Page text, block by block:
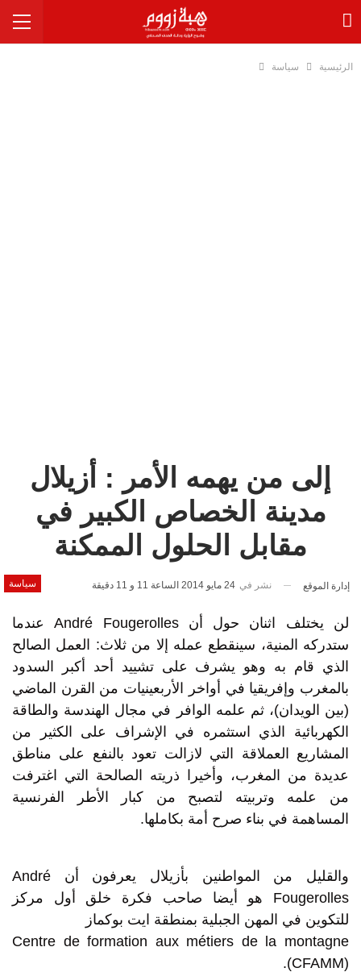
الرئيسية سياسة
إلى من يهمه الأمر : أزيلال
مدينة الخصاص الكبير في
مقابل الحلول الممكنة
سياسة إدارة الموقع نشر في 24 مايو 2014 الساعة 11 و 11 دقيقة
لن يختلف اثنان حول أن André Fougerolles عندما
ستدركه المنية، سينقطع عمله إلا من ثلاث: العمل الصالح
الذي قام به وهو يشرف على تشييد أحد أكبر السدود
بالمغرب وإفريقيا في أواخر الأربعينيات من القرن الماضي
(بين الويدان)، ثم علمه الوافر في مجال الهندسة والطاقة
الكهربائية الذي استثمره في الإشراف على الكثير من
المشاريع العملاقة التي لازالت تعود بالنفع على مناطق
عديدة من المغرب، وأخيرا ذريته الصالحة التي اغترفت
من علمه وتربيته لتصبح من كبار الأطر الفرنسية
المساهمة في بناء صرح أمة بكاملها.
والقليل من المواطنين بأزيلال يعرفون أن André
Fougerolles هو أيضا صاحب فكرة خلق أول مركز
للتكوين في المهن الجبلية بمنطقة ايت بوكماز
Centre de formation aux métiers de la montagne
(CFAMM).